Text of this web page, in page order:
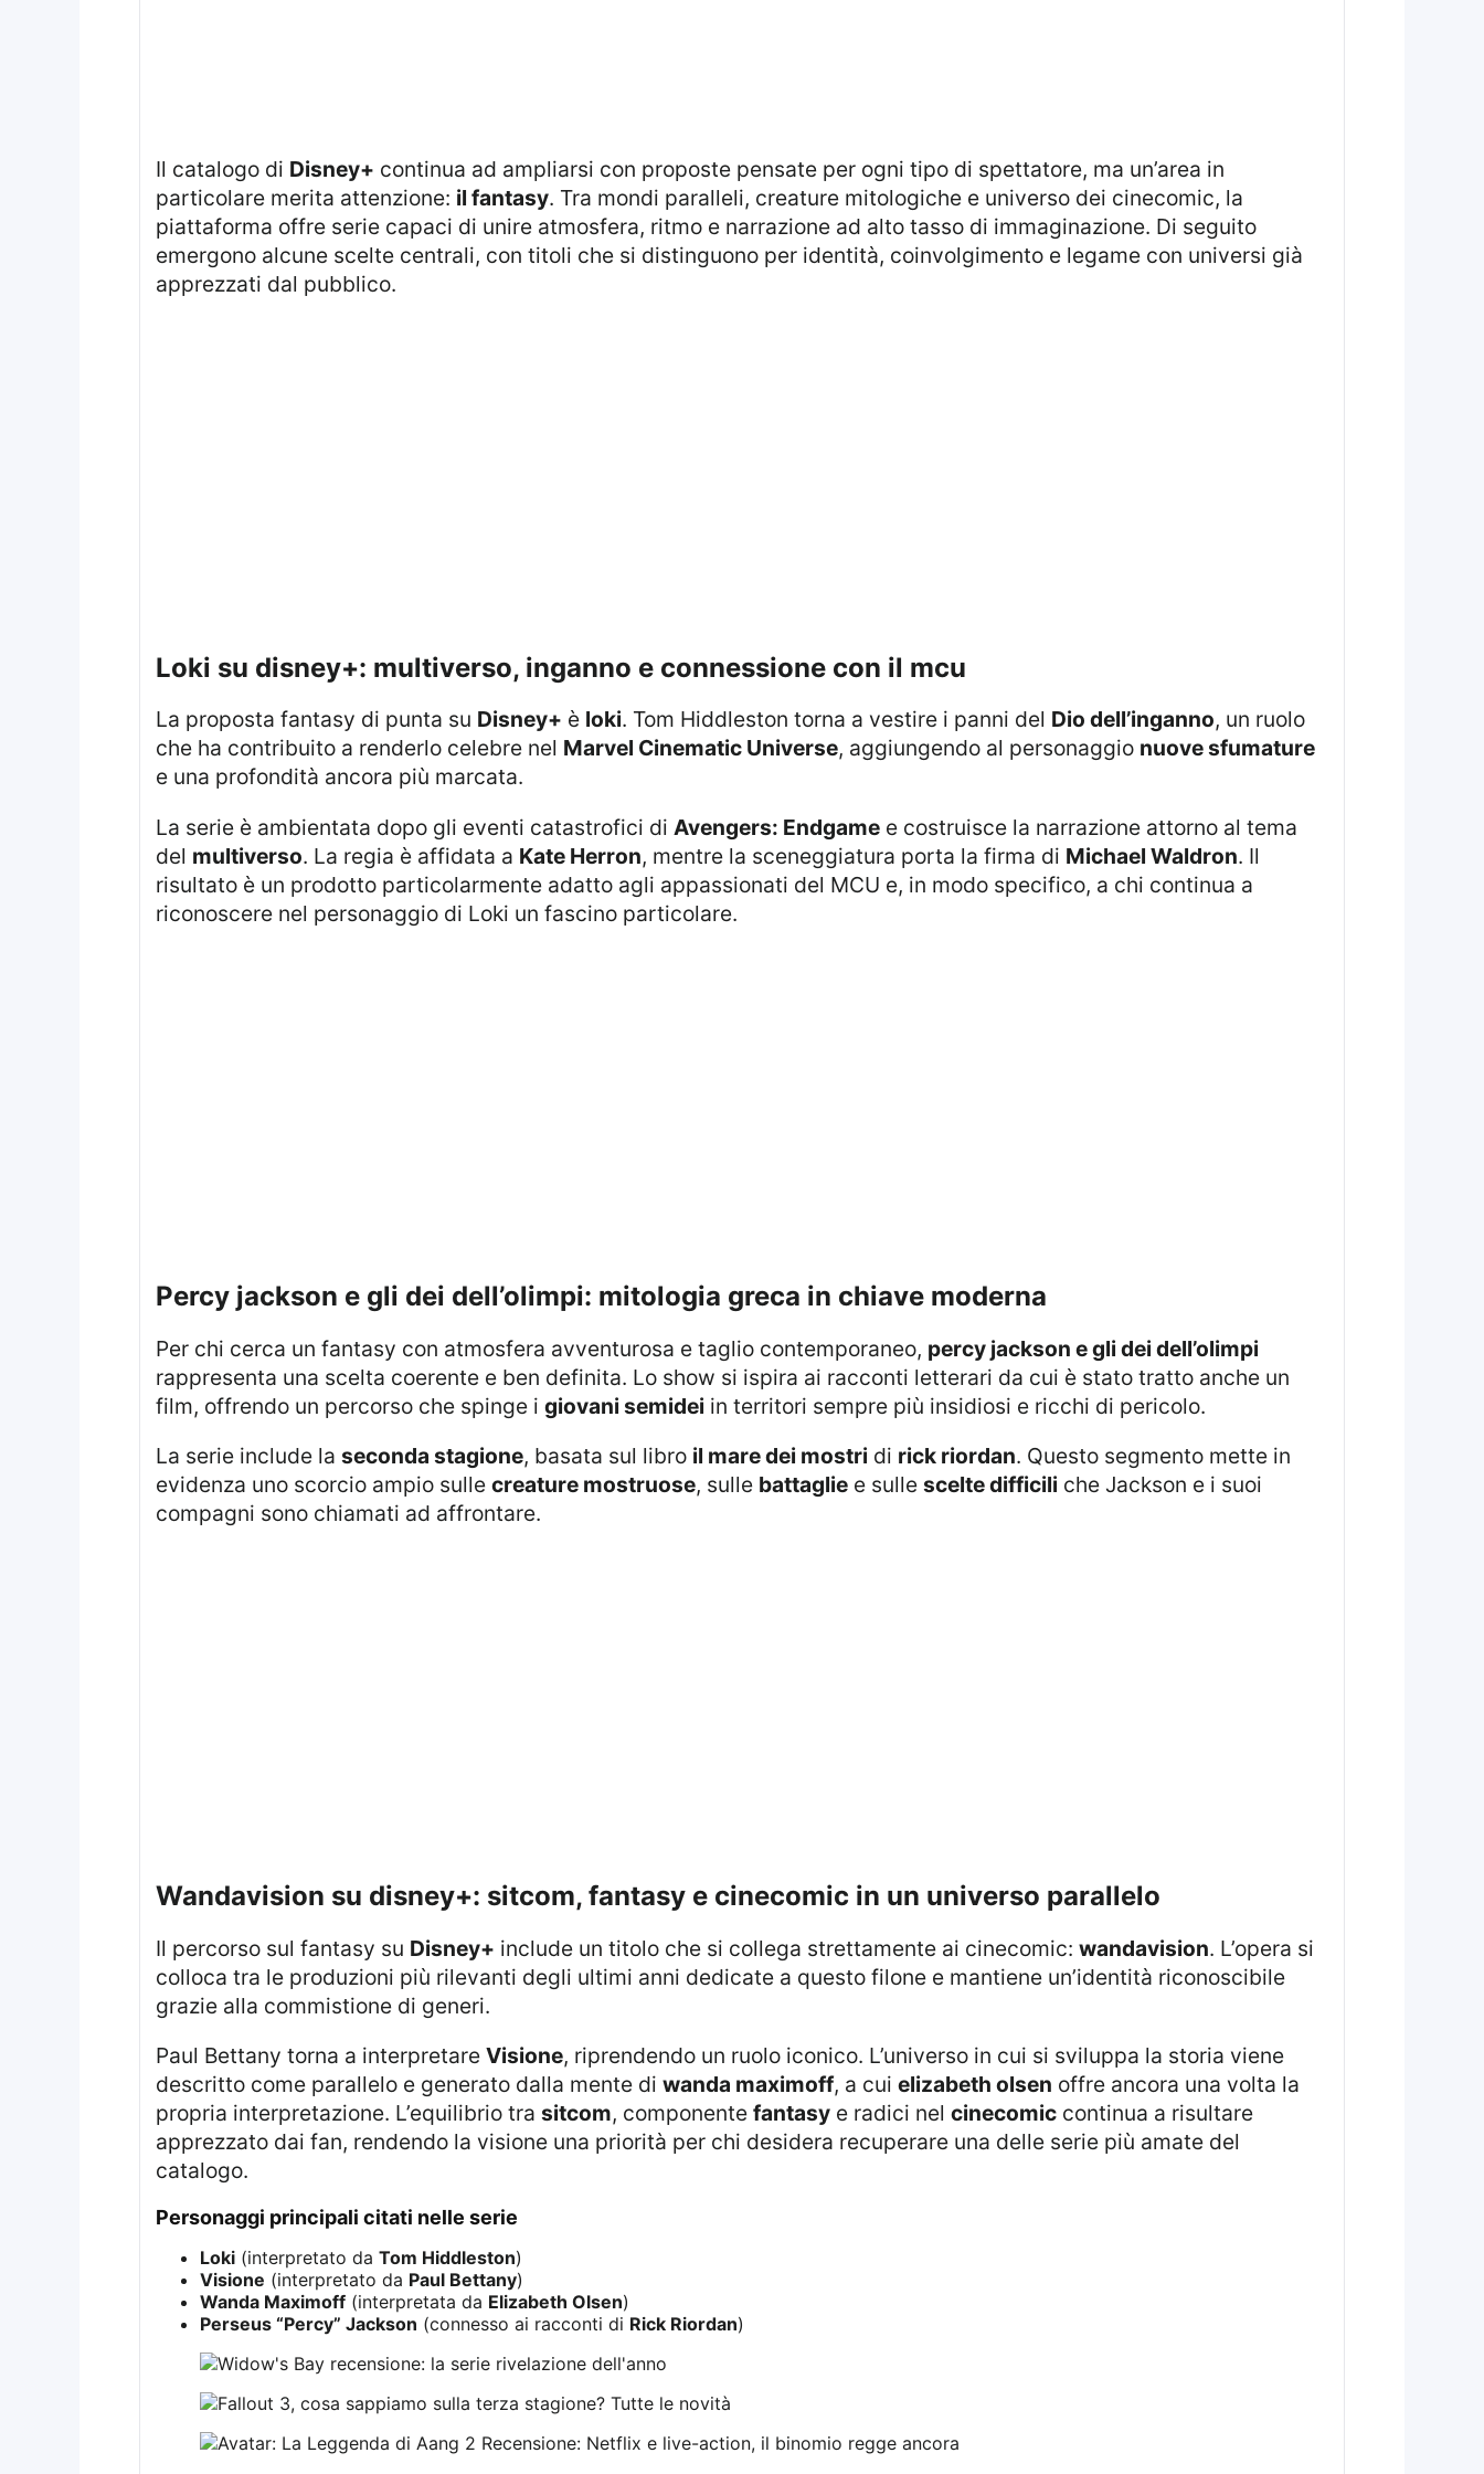
Il catalogo di Disney+ continua ad ampliarsi con proposte pensate per ogni tipo di spettatore, ma un’area in
particolare merita attenzione: il fantasy. Tra mondi paralleli, creature mitologiche e universo dei cinecomic, la
piattaforma offre serie capaci di unire atmosfera, ritmo e narrazione ad alto tasso di immaginazione. Di seguito
emergono alcune scelte centrali, con titoli che si distinguono per identità, coinvolgimento e legame con universi già
apprezzati dal pubblico.
loki su disney+: multiverso, inganno e connessione con il mcu
La proposta fantasy di punta su Disney+ è loki. Tom Hiddleston torna a vestire i panni del Dio dell’inganno, un ruolo
che ha contribuito a renderlo celebre nel Marvel Cinematic Universe, aggiungendo al personaggio nuove sfumature
e una profondità ancora più marcata.
La serie è ambientata dopo gli eventi catastrofici di Avengers: Endgamee costruisce la narrazione attorno al tema
del multiverso. La regia è affidata a Kate Herron, mentre la sceneggiatura porta la firma di Michael Waldron. Il
risultato è un prodotto particolarmente adatto agli appassionati del MCU e, in modo specifico, a chi continua a
riconoscere nel personaggio di Loki un fascino particolare.
percy jackson e gli dei dell’olimpi: mitologia greca in chiave moderna
Per chi cerca un fantasy con atmosfera avventurosa e taglio contemporaneo, percy jackson e gli dei dell’olimpi
rappresenta una scelta coerente e ben definita. Lo show si ispira ai racconti letterari da cui è stato tratto anche un
film, offrendo un percorso che spinge i giovani semidei in territori sempre più insidiosi e ricchi di pericolo.
La serie include la seconda stagione, basata sul libro il mare dei mostri di rick riordan. Questo segmento mette in
evidenza uno scorcio ampio sulle creature mostruose, sulle battagliee sulle scelte difficili che Jackson e i suoi
compagni sono chiamati ad affrontare.
wandavision su disney+: sitcom, fantasy e cinecomic in un universo parallelo
Il percorso sul fantasy su Disney+ include un titolo che si collega strettamente ai cinecomic: wandavision. L’opera si
colloca tra le produzioni più rilevanti degli ultimi anni dedicate a questo filone e mantiene un’identità riconoscibile
grazie alla commistione di generi.
Paul Bettany torna a interpretare Visione, riprendendo un ruolo iconico. L’universo in cui si sviluppa la storia viene
descritto come parallelo e generato dalla mente di wanda maximoff, a cui elizabeth olsen offre ancora una volta la
propria interpretazione. L’equilibrio tra sitcom, componente fantasye radici nel cinecomiccontinua a risultare
apprezzato dai fan, rendendo la visione una priorità per chi desidera recuperare una delle serie più amate del
catalogo.
personaggi principali citati nelle serie
Loki(interpretato da Tom Hiddleston)
Visione (interpretato da Paul Bettany)
Wanda Maximoff(interpretata da Elizabeth Olsen)
Perseus “Percy” Jackson (connesso ai racconti di Rick Riordan)